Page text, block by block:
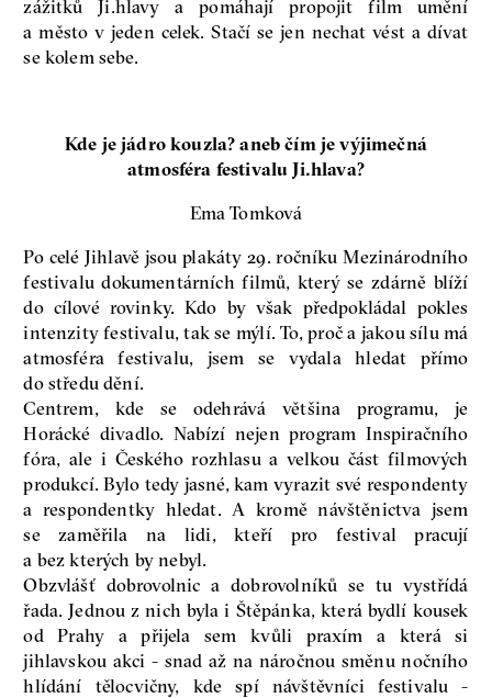
zážitků Ji.hlavy a pomáhají propojit film umění
a město v jeden celek. Stačí se jen nechat vést a dívat
se kolem sebe.
Kde je jádro kouzla? aneb čím je výjimečná
atmosféra festivalu Ji.hlava?
Ema Tomková
Po celé Jihlavě jsou plakáty 29. ročníku Mezinárodního
festivalu dokumentárních filmů, který se zdárně blíží
do cílové rovinky. Kdo by však předpokládal pokles
intenzity festivalu, tak se mýlí. To, proč a jakou sílu má
atmosféra festivalu, jsem se vydala hledat přímo
do středu dění.
Centrem, kde se odehrává většina programu, je
Horácké divadlo. Nabízí nejen program Inspiračního
fóra, ale i Českého rozhlasu a velkou část filmových
produkcí. Bylo tedy jasné, kam vyrazit své respondenty
a respondentky hledat. A kromě návštěnictva jsem
se zaměřila na lidi, kteří pro festival pracují
a bez kterých by nebyl.
Obzvlášť dobrovolnic a dobrovolníků se tu vystřídá
řada. Jednou z nich byla i Štěpánka, která bydlí kousek
od Prahy a přijela sem kvůli praxím a která si
jihlavskou akci - snad až na náročnou směnu nočního
hlídání tělocvičny, kde spí návštěvníci festivalu -